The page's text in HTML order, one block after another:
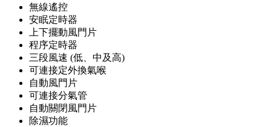
無線遙控
安眠定時器
上下擺動風門片
程序定時器
三段風速 (低、中及高)
可連接定外換氣喉
自動風門片
可連接分氣管
自動關閉風門片
除濕功能